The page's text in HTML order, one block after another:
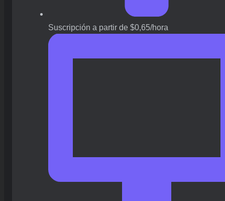
Suscripción a partir de $0,65/hora